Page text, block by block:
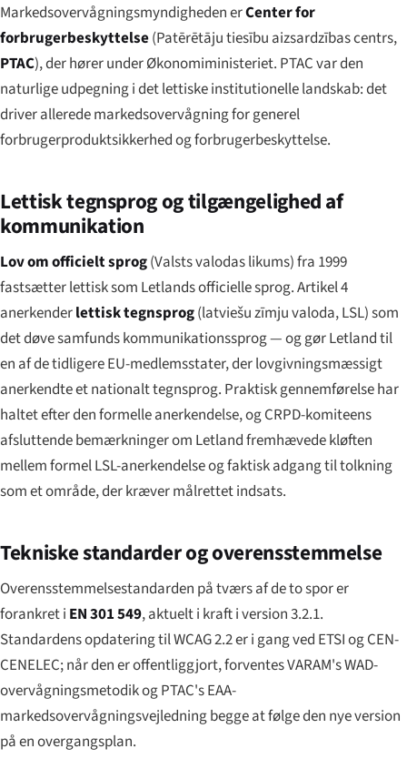
Markedsovervågningsmyndigheden erCenter for
forbrugerbeskyttelse(Patērētāju tiesību aizsardzības centrs,
PTAC), der hører under Økonomiministeriet. PTAC var den
naturlige udpegning i det lettiske institutionelle landskab: det
driver allerede markedsovervågning for generel
forbrugerproduktsikkerhed og forbrugerbeskyttelse.
Lettisk tegnsprog og tilgængelighed af
kommunikation
Lov om officielt sprog(Valsts valodas likums) fra 1999
fastsætter lettisk som Letlands officielle sprog. Artikel 4
anerkenderlettisk tegnsprog(latviešu zīmju valoda, LSL) som
det døve samfunds kommunikationssprog — og gør Letland til
en af de tidligere EU-medlemsstater, der lovgivningsmæssigt
anerkendte et nationalt tegnsprog. Praktisk gennemførelse har
haltet efter den formelle anerkendelse, og CRPD-komiteens
afsluttende bemærkninger om Letland fremhævede kløften
mellem formel LSL-anerkendelse og faktisk adgang til tolkning
som et område, der kræver målrettet indsats.
Tekniske standarder og overensstemmelse
Overensstemmelsestandarden på tværs af de to spor er
forankret i EN 301 549, aktuelt i kraft i version 3.2.1.
Standardens opdatering til WCAG 2.2 er i gang ved ETSI og CEN-
CENELEC; når den er offentliggjort, forventes VARAM's WAD-
overvågningsmetodik og PTAC's EAA-
markedsovervågningsvejledning begge at følge den nye version
på en overgangsplan.